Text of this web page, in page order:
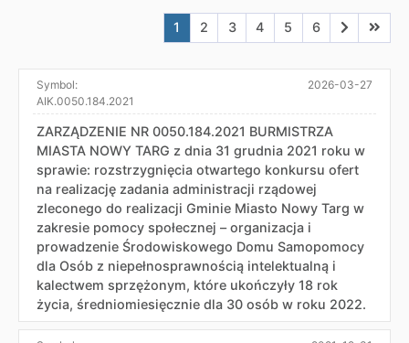
Aktualna strona nr 1
1 Przejdź do strony nr 2
2 Przejdź do strony nr 3
3 Przejdź do strony nr 4
4 Przejdź do strony
5 Przejdź do
6 Przejdź
Symbol:
AIK.0050.184.2021
2026-03-27
ZARZĄDZENIE NR 0050.184.2021 BURMISTRZA
MIASTA NOWY TARG z dnia 31 grudnia 2021 roku w
sprawie: rozstrzygnięcia otwartego konkursu ofert
na realizację zadania administracji rządowej
zleconego do realizacji Gminie Miasto Nowy Targ w
zakresie pomocy społecznej – organizacja i
prowadzenie Środowiskowego Domu Samopomocy
dla Osób z niepełnosprawnością intelektualną i
kalectwem sprzężonym, które ukończyły 18 rok
życia, średniomiesięcznie dla 30 osób w roku 2022.